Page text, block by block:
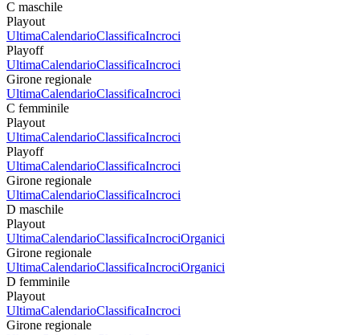
C maschile
Playout
UltimaCalendarioClassificaIncroci
Playoff
UltimaCalendarioClassificaIncroci
Girone regionale
UltimaCalendarioClassificaIncroci
C femminile
Playout
UltimaCalendarioClassificaIncroci
Playoff
UltimaCalendarioClassificaIncroci
Girone regionale
UltimaCalendarioClassificaIncroci
D maschile
Playout
UltimaCalendarioClassificaIncrociOrganici
Girone regionale
UltimaCalendarioClassificaIncrociOrganici
D femminile
Playout
UltimaCalendarioClassificaIncroci
Girone regionale